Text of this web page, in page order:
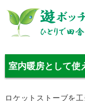
室内暖房として使
ロケットストーブを